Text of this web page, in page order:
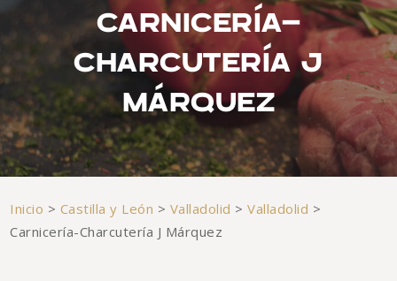
CARNICERÍA-
CHARCUTERÍA J
MÁRQUEZ
Inicio > Castilla y León > Valladolid >Valladolid >
Carnicería-Charcutería J Márquez